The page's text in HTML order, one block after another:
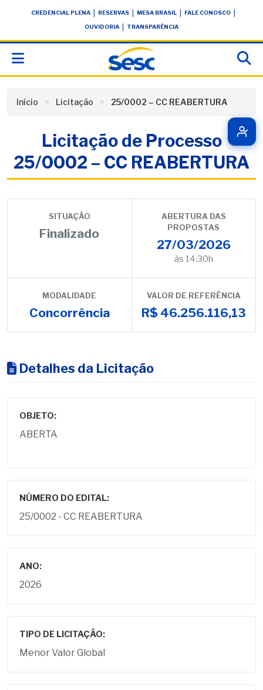
conteúdoCREDENCIAL PLENA RESERVAS MESA BRASIL FALE CONOSCO
OUVIDORIA TRANSPARÊNCIA
Início Licitação 25/0002 – CC REABERTURA
Licitação de Processo
25/0002 – CC REABERTURA
SITUAÇÃO
Finalizado
ABERTURA DAS
PROPOSTAS
27/03/2026
às 14:30h
MODALIDADE
Concorrência
VALOR DE REFERÊNCIA
R$ 46.256.116,13
Detalhes da Licitação
OBJETO:
ABERTA
NÚMERO DO EDITAL:
25/0002 - CC REABERTURA
ANO:
2026
TIPO DE LICITAÇÃO:
Menor Valor Global